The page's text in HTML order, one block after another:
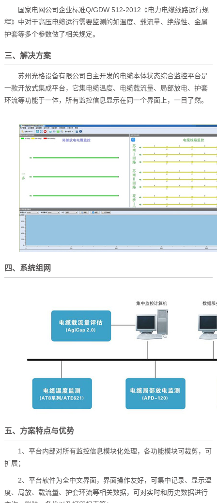
国家电网公司企业标准Q/GDW 512-2012《电力电缆线路运行规
程》中对于高压电缆运行需要监测的如温度、载流量、绝缘性、金属
护套等多个参数做了相关规定。
三、解决方案
苏州光格设备有限公司自主开发的电缆本体状态综合监控平台是
一款开放式集成平台，它集电缆温度、电缆载流量、局部放电、护套
环流等功能于一体，所有监控信息显示在同一个界面上，一目了然。
四、系统组网
五、方案特点与优势
1、平台内部对所有监控信息模块化处理，各功能模块可裁剪，可
扩展；
2、平台软件为全中文界面，界面操作友好，可集中记录、显示温
度、局放、载流量、护套环流等相关数据，可对实时和历史数据进行